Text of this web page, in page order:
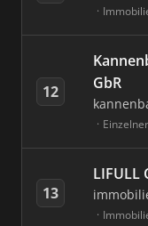
12
GbR
13
LIFULL